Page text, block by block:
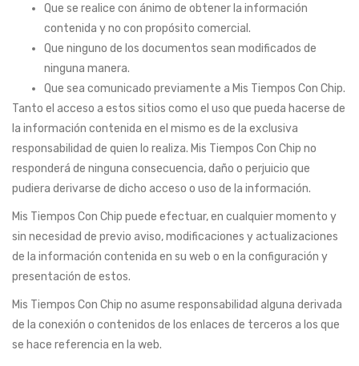
Que se realice con ánimo de obtener la información
contenida y no con propósito comercial.
Que ninguno de los documentos sean modificados de
ninguna manera.
Que sea comunicado previamente a Mis Tiempos Con Chip.
Tanto el acceso a estos sitios como el uso que pueda hacerse de
la información contenida en el mismo es de la exclusiva
responsabilidad de quien lo realiza. Mis Tiempos Con Chip no
responderá de ninguna consecuencia, daño o perjuicio que
pudiera derivarse de dicho acceso o uso de la información.
Mis Tiempos Con Chip puede efectuar, en cualquier momento y
sin necesidad de previo aviso, modificaciones y actualizaciones
de la información contenida en su web o en la configuración y
presentación de estos.
Mis Tiempos Con Chip no asume responsabilidad alguna derivada
de la conexión o contenidos de los enlaces de terceros a los que
se hace referencia en la web.